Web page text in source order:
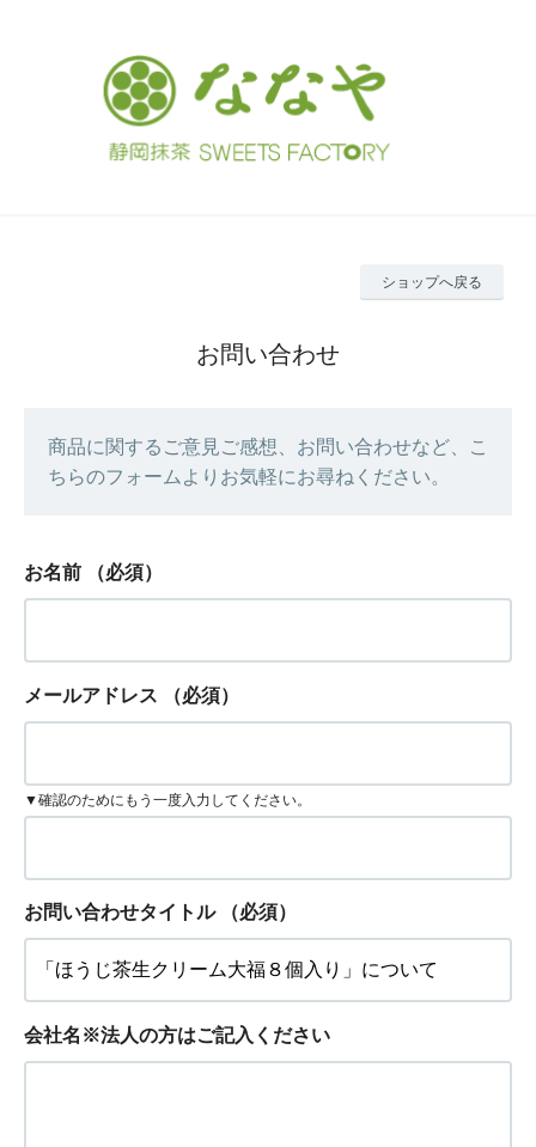
ショップへ戻る
お問い合わせ
商品に関するご意見ご感想、お問い合わせなど、こ
ちらのフォームよりお気軽にお尋ねください。
お名前 （必須）
メールアドレス （必須）
▼確認のためにもう一度入力してください。
お問い合わせタイトル （必須）
会社名※法人の方はご記入ください